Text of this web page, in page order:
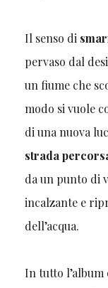
Il senso di
pervaso dal
un fiume che
modo si vuole
di una nuova
strada
da un punto di
incalzante e
dell’acqua.
In tutto l’album